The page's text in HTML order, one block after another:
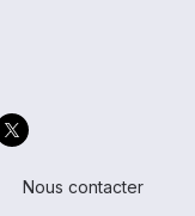
Nous contacter